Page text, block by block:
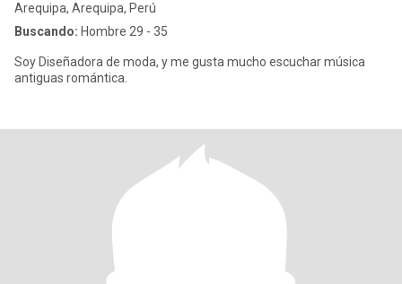
Arequipa, Arequipa, Perú
Buscando: Hombre 29 - 35
Soy Diseñadora de moda, y me gusta mucho escuchar música
antiguas romántica.